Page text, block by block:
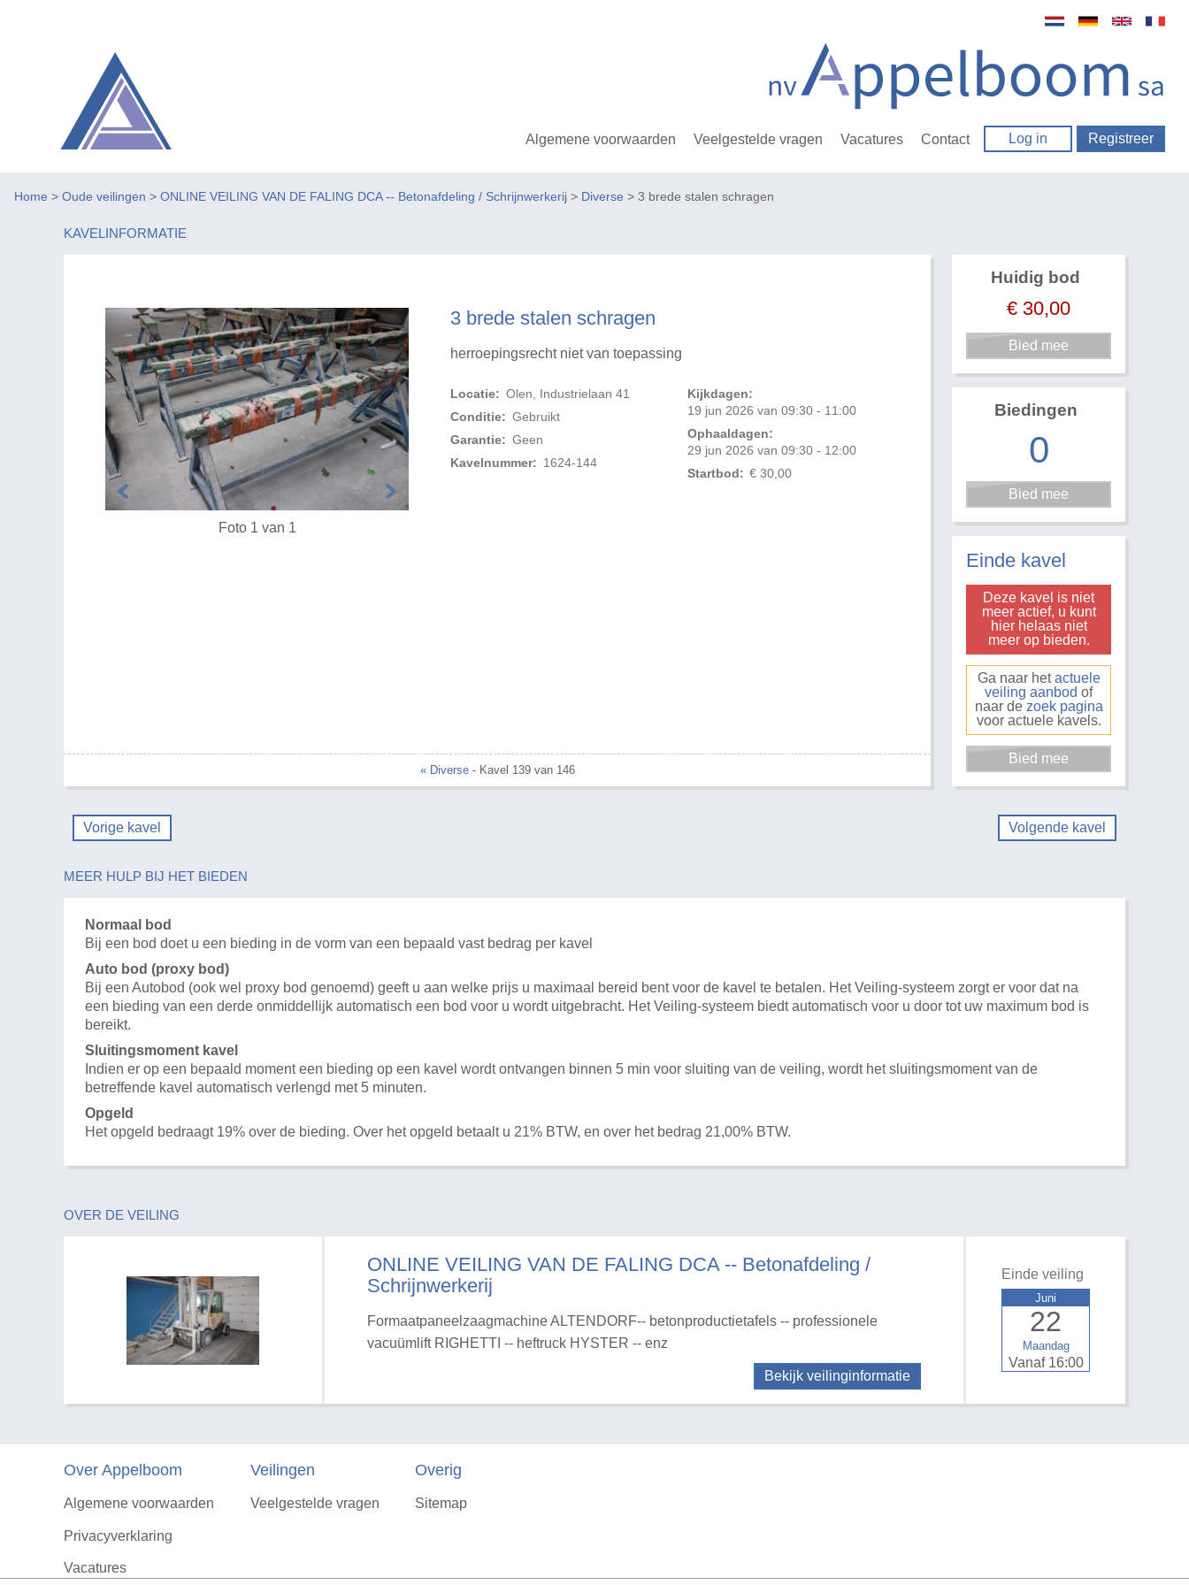
Algemene voorwaarden Veelgestelde vragen Vacatures Contact Log in Registreer
Home > Oude veilingen > ONLINE VEILING VAN DE FALING DCA -- Betonafdeling / Schrijnwerkerij > Diverse > 3 brede stalen schragen
KAVELINFORMATIE
3 brede stalen schragen
herroepingsrecht niet van toepassing
Locatie: Olen, Industrielaan 41
Conditie: Gebruikt
Garantie: Geen
Kavelnummer: 1624-144
Kijkdagen:
19 jun 2026 van 09:30 - 11:00
Ophaaldagen:
29 jun 2026 van 09:30 - 12:00
Startbod: € 30,00
Foto 1 van 1
« Diverse- Kavel 139 van 146
Huidig bod
€ 30,00
Biedingen
0
Einde kavel
Deze kavel is niet
meer actief, u kunt
hier helaas niet
meer op bieden.
Ga naar hetactuele
veiling aanbod of
naar de zoek pagina
voor actuele kavels.
Vorige kavel Volgende kavel
MEER HULP BIJ HET BIEDEN
Normaal bod
Bij een bod doet u een bieding in de vorm van een bepaald vast bedrag per kavel
Auto bod (proxy bod)
Bij een Autobod (ook wel proxy bod genoemd) geeft u aan welke prijs u maximaal bereid bent voor de kavel te betalen. Het Veiling-systeem zorgt er voor dat na
een bieding van een derde onmiddellijk automatisch een bod voor u wordt uitgebracht. Het Veiling-systeem biedt automatisch voor u door tot uw maximum bod is
bereikt.
Sluitingsmoment kavel
Indien er op een bepaald moment een bieding op een kavel wordt ontvangen binnen 5 min voor sluiting van de veiling, wordt het sluitingsmoment van de
betreffende kavel automatisch verlengd met 5 minuten.
Opgeld
Het opgeld bedraagt 19% over de bieding. Over het opgeld betaalt u 21% BTW, en over het bedrag 21,00% BTW.
OVER DE VEILING
ONLINE VEILING VAN DE FALING DCA -- Betonafdeling /
Schrijnwerkerij
Formaatpaneelzaagmachine ALTENDORF-- betonproductietafels -- professionele
vacuümlift RIGHETTI -- heftruck HYSTER -- enz
Bekijk veilinginformatie
Einde veiling
Maandag
22
Juni
Vanaf 16:00
Over Appelboom
Algemene voorwaarden
Privacyverklaring
Vacatures
Veilingen
Veelgestelde vragen
Overig
Sitemap